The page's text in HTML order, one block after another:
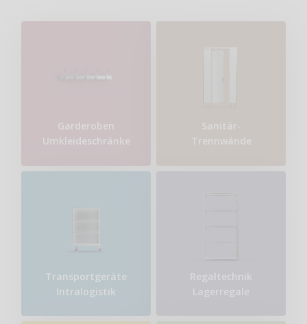
Garderoben
Umkleideschränke
Sanitär-
Trennwände
Transport​geräte
Intralogistik
Regaltechnik
Lagerregale